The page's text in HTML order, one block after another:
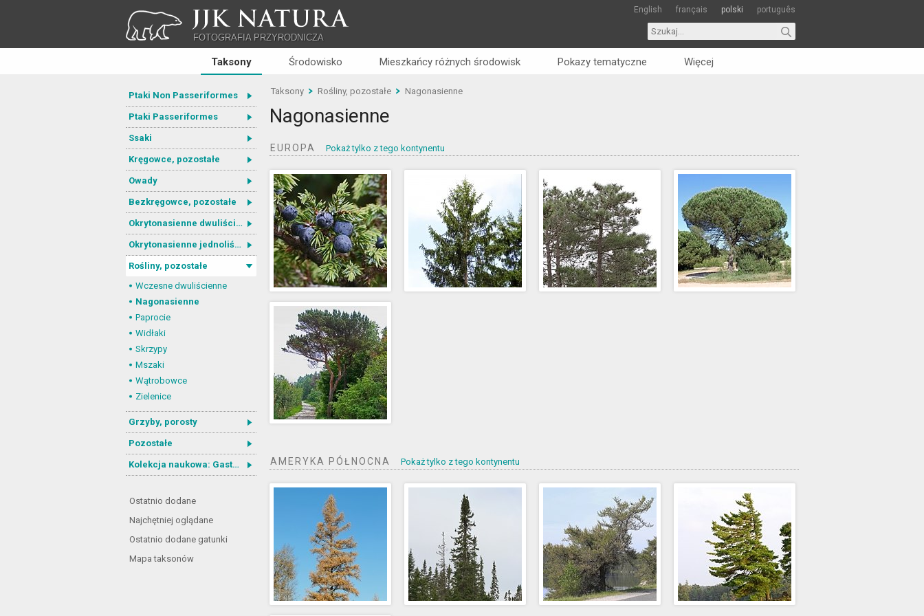
JJK NATURA
FOTOGRAFIA PRZYRODNICZA
English français polski português
Taksony Środowisko Mieszkańcy różnych środowisk Pokazy tematyczne Więcej
Ptaki Non Passeriformes
Ptaki Passeriformes
Ssaki
Kręgowce, pozostałe
Owady
Bezkręgowce, pozostałe
Okrytonasienne dwuliścienne
Okrytonasienne jednoliścienne
Rośliny, pozostałe
Wczesne dwuliścienne
Nagonasienne
Paprocie
Widłaki
Skrzypy
Mszaki
Wątrobowce
Zielenice
Grzyby, porosty
Pozostałe
Kolekcja naukowa: Gastrotricha
Ostatnio dodane
Najchętniej oglądane
Ostatnio dodane gatunki
Mapa taksonów
Taksony Rośliny, pozostałe Nagonasienne
Nagonasienne
EUROPA Pokaż tylko z tego kontynentu
AMERYKA PÓŁNOCNA Pokaż tylko z tego kontynentu